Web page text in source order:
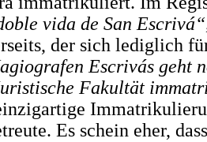
vida de San
der sich lediglich
Escrivás geht
Fakultät
Es schein eher,